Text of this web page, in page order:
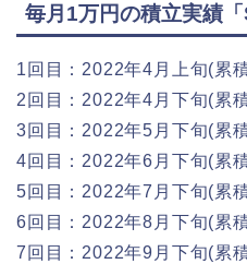
毎月1万円の積立実績
1回目：2022年4月上旬(累
2回目：2022年4月下旬(累
3回目：2022年5月下旬(累
4回目：2022年6月下旬(累
5回目：2022年7月下旬(累
6回目：2022年8月下旬(累
7回目：2022年9月下旬(累